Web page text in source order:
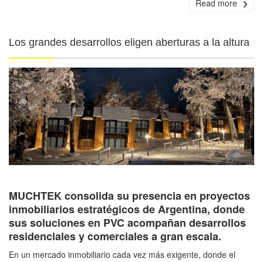
Read more
Los grandes desarrollos eligen aberturas a la altura
MUCHTEK consolida su presencia en proyectos
inmobiliarios estratégicos de Argentina, donde
sus soluciones en PVC acompañan desarrollos
residenciales y comerciales a gran escala.
En un mercado inmobiliario cada vez más exigente, donde el